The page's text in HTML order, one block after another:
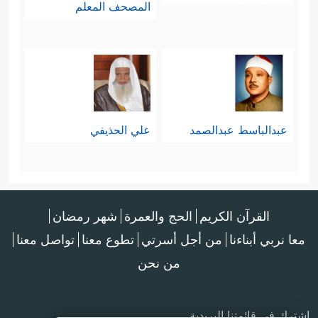
المصحف المعلم
عبدالباسط عبدالصمد علي الحذيفي
القرآن الكريم الحج والعمرة شهر رمضان
معا نربي أبناءنا من أجل أسرتي تطوع معنا تواصل معنا
من نحن
اشترك في قائمتنا البريدية